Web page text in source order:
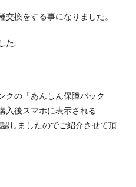
換をする事になりました。
た.
クの「あんしん保障パック
入後スマホに表示される
しましたのでご紹介させて頂